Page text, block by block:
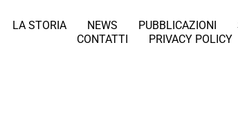
LA STORIA NEWS PUBBLICAZIONI
CONTATTI
PRIVACY POLICY